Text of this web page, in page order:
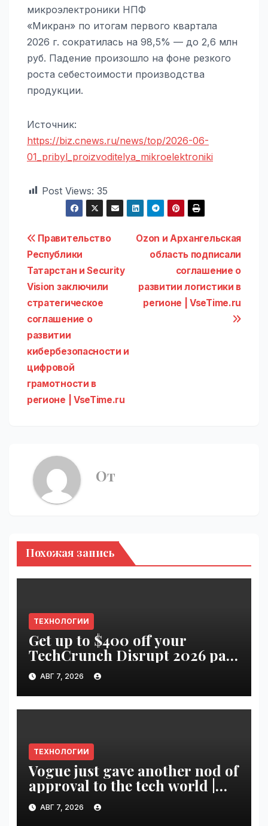
микроэлектроники НПФ
«Микран» по итогам первого квартала
2026 г. сократилась на 98,5% — до 2,6 млн
руб. Падение произошло на фоне резкого
роста себестоимости производства
продукции.
Источник:
https://biz.cnews.ru/news/top/2026-06-
01_pribyl_proizvoditelya_mikroelektroniki
Post Views: 35
Навигация
по
записям
Ozon и Архангельская
область подписали
соглашение о
развитии логистики в
регионе | VseTime.ru
Правительство
Республики
Татарстан и Security
Vision заключили
стратегическое
соглашение о
развитии
кибербезопасности и
цифровой
грамотности в
регионе | VseTime.ru
От
Похожая запись
ТЕХНОЛОГИИ
Get up to $400 off your
TechCrunch Disrupt 2026 pass
until tomorrow | VseTime.ru
АВГ 7, 2026
ТЕХНОЛОГИИ
Vogue just gave another nod of
approval to the tech world |
VseTime.ru
АВГ 7, 2026